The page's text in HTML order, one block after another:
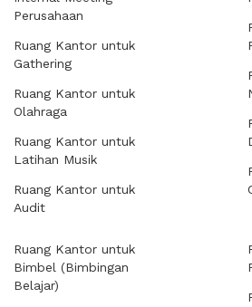
Perusahaan
Ruang Kantor untuk
Gathering
Ruang Kantor untuk
Olahraga
Ruang Kantor untuk
Latihan Musik
Ruang Kantor untuk
Audit
Ruang Kantor untuk
Bimbel (Bimbingan
Belajar)